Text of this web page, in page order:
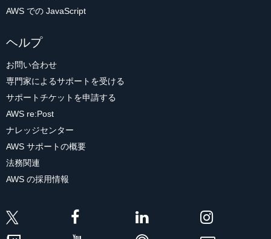
AWS での JavaScript
ヘルプ
お問い合わせ
専門家によるサポートを受ける
サポートチケットを申請する
AWS re:Post
ナレッジセンター
AWS サポートの概要
法務関連
AWS の採用情報